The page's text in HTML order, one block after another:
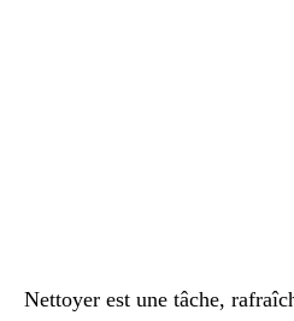
Nettoyer est une tâche,